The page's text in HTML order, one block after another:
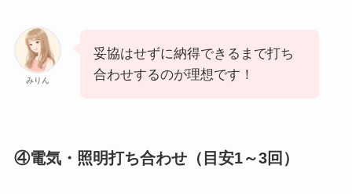
みりん
妥協はせずに納得できるまで打ち
合わせするのが理想です！
④電気・照明打ち合わせ（目安1～3回）